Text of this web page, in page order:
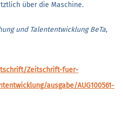
über die Maschine.
und Talententwicklung BeTa,
Zeitschrift-fuer-
ausgabe/AUG100561-